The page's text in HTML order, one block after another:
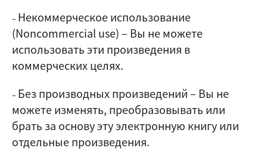
– Некоммерческое использование
(Noncommercial use)– Вы не можете
использовать эти произведения в
коммерческих целях.
– Без производных произведений– Вы не
можете изменять, преобразовывать или
брать за основу эту электронную книгу или
отдельные произведения.